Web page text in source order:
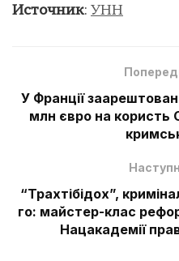
Источник: УНН
У Франції
млн євро на користь
“Трахтібідох”,
го: майстер-клас
Нацакадемії